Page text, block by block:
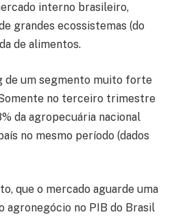
interno brasileiro,
grandes ecossistemas (do
de alimentos.
de um segmento muito forte
no terceiro trimestre
da agropecuária nacional
no mesmo período (dados
que o mercado aguarde uma
agronegócio no PIB do Brasil